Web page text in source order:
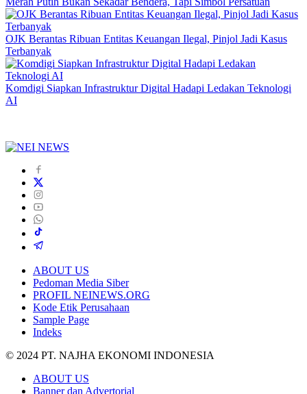
OJK Berantas Ribuan Entitas Keuangan Ilegal, Pinjol Jadi Kasus
Terbanyak
Komdigi Siapkan Infrastruktur Digital Hadapi Ledakan Teknologi
AI
ABOUT US
Pedoman Media Siber
PROFIL NEINEWS.ORG
Kode Etik Perusahaan
Sample Page
Indeks
© 2024 PT. NAJHA EKONOMI INDONESIA
ABOUT US
Banner dan Advertorial